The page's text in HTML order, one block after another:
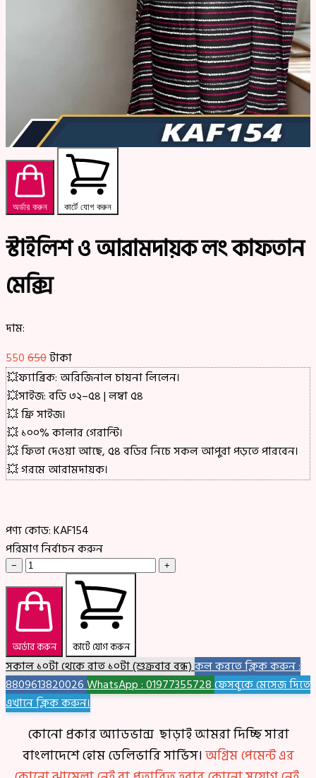
অর্ডার করুন কার্টে যোগ করুন
স্টাইলিশ ও আরামদায়ক লং কাফতান
মেক্সি
দাম:
550650টাকা
💥ফ্যাব্রিক: অরিজিনাল চায়না লিলেন।
💥সাইজ: বডি ৩২–৫৪ | লম্বা ৫৪
💥 ফ্রি সাইজ।
💥 ১০০% কালার গেরান্টি।
💥 ফিতা দেওয়া আছে, ৫৪ বডির নিচে সকল আপুরা পড়তে পারবেন।
💥 গরমে আরামদায়ক।
পণ্য কোড:KAF154
পরিমাণ নির্বাচন করুন
− +
অর্ডার করুন কার্টে যোগ করুন
সকাল ১০টা থেকে রাত ১০টা (শুক্রবার বন্ধ)কল করতে ক্লিক করুন :
8809613820026WhatsApp : 01977355728ফেসবুকে মেসেজ দিতে
এখানে ক্লিক করুন।
কোনো প্রকার অ্যাডভান্স ছাড়াই আমরা দিচ্ছি সারা
বাংলাদেশে হোম ডেলিভারি সার্ভিস।অগ্রিম পেমেন্ট এর